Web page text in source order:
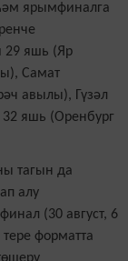
ярымфиналга
29 яшь (Яр
Самат
авылы), Гүзәл
яшь (Оренбург
тагын да
алу
(30 август, 6
форматта